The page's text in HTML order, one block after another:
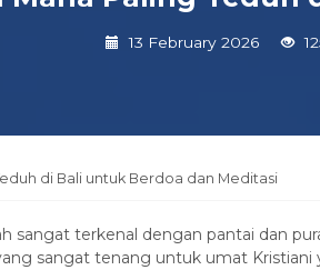
13 February 2026
di Bali untuk Berdoa dan Meditasi
sangat terkenal dengan pantai dan
sangat tenang untuk umat Kristiani